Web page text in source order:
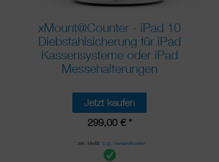
xMount@Counter - iPad 10
Diebstahlsicherung für iPad
Kassensysteme oder iPad
Messehalterungen
Jetzt kaufen
299,00 € *
* inkl. MwSt. zzgl. Versandkosten